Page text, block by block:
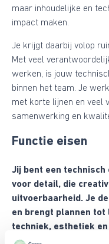
maar inhoudelijke en
impact maken.
Je krijgt daarbij volop
Met veel
werken, is jouw
binnen het team. Je
met korte lijnen en veel
samenwerking en
Functie eisen
Jij bent een
voor detail, die
uitvoerbaarheid. Je
en brengt plannen tot
techniek, esthetiek